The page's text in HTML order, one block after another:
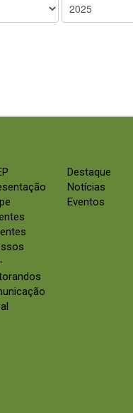
Destaque
Notícias
Eventos